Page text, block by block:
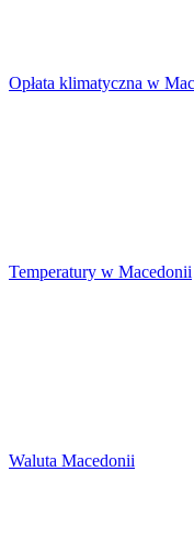
Opłata klimatyczna w
Temperatury w Macedonii
Waluta Macedonii